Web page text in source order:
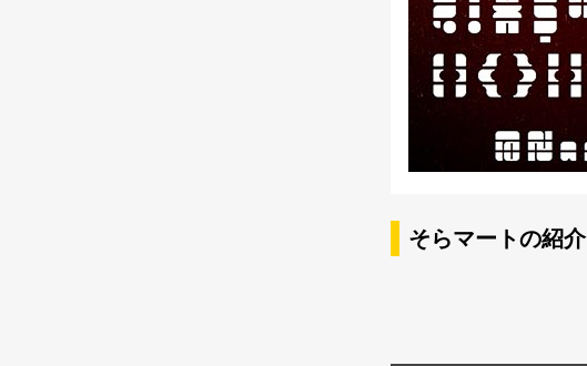
そらマートの紹介